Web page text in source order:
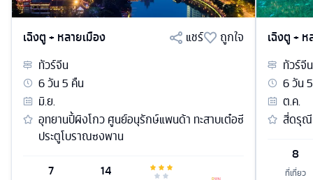
เฉิงตู + หลายเมือง แชร์
ถูกใจ
ทัวร์จีน
6วัน5 คืน
มิ.ย.
อุทยานปี้ผิงโกว ศูนย์อนุรักษ์แพนด้า ทะสาบเต๋อซี
ประตูโบราณซงพาน
7
14
เฉิงตู +
ทัวร์จีน
6วัน5
ต.ค.
สี่ดรุณี
8
ที่เที่ยว